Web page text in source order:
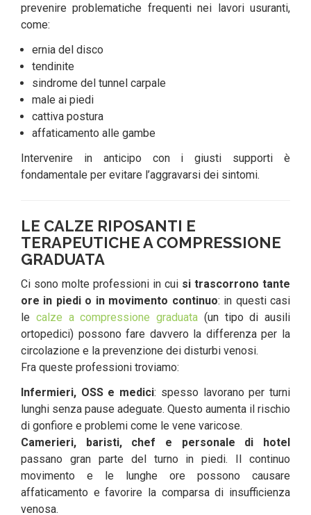
prevenire problematiche frequenti nei lavori usuranti,
come:
ernia del disco
tendinite
sindrome del tunnel carpale
male ai piedi
cattiva postura
affaticamento alle gambe
Intervenire in anticipo con i giusti supporti è
fondamentale per evitare l’aggravarsi dei sintomi.
LE CALZE RIPOSANTI E
TERAPEUTICHE A COMPRESSIONE
GRADUATA
Ci sono molte professioni in cui si trascorrono tante
ore in piedi o in movimento continuo: in questi casi
le calze a compressione graduata (un tipo di ausili
ortopedici) possono fare davvero la differenza per la
circolazione e la prevenzione dei disturbi venosi.
Fra queste professioni troviamo:
Infermieri, OSS e medici: spesso lavorano per turni
lunghi senza pause adeguate. Questo aumenta il rischio
di gonfiore e problemi come le vene varicose.
Camerieri, baristi, chef e personale di hotel
passano gran parte del turno in piedi. Il continuo
movimento e le lunghe ore possono causare
affaticamento e favorire la comparsa di insufficienza
venosa.